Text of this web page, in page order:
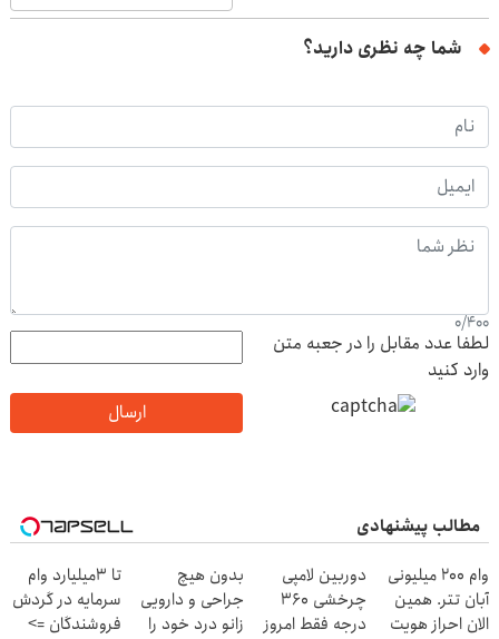
شما چه نظری دارید؟
0/400
لطفا عدد مقابل را در جعبه متن
وارد کنید
ارسال
مطالب پیشنهادی
وام 200 میلیونی
آبان تتر. همین
الان احراز هویت
دوربین لامپی
چرخشی 360
درجه فقط امروز
بدون هیچ
جراحی و دارویی
زانو درد خود را
تا 3میلیارد وام
سرمایه در گردش
فروشندگان =>